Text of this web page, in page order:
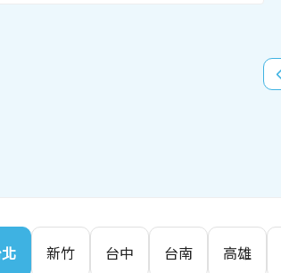
新竹 台中 台南 高雄